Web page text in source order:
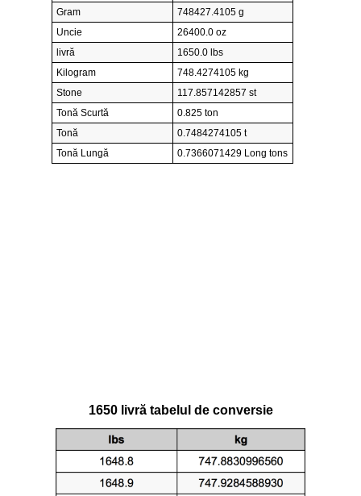
Gram
748427.4105 g
Uncie
26400.0 oz
livră
1650.0 lbs
Kilogram
748.4274105 kg
Stone
117.857142857 st
Tonă Scurtă
0.825 ton
Tonă
0.7484274105 t
Tonă Lungă
0.7366071429 Long tons
1650 livră tabelul de conversie